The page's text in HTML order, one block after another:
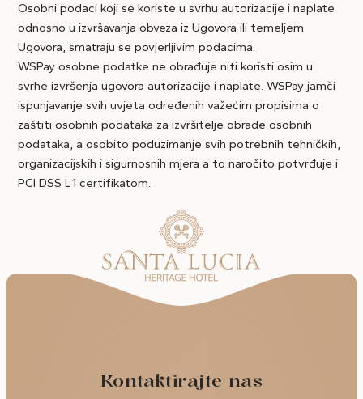
Osobni podaci koji se koriste u svrhu autorizacije i naplate
odnosno u izvršavanja obveza iz Ugovora ili temeljem
Ugovora, smatraju se povjerljivim podacima.
WSPay osobne podatke ne obrađuje niti koristi osim u
svrhe izvršenja ugovora autorizacije i naplate. WSPay jamči
ispunjavanje svih uvjeta određenih važećim propisima o
zaštiti osobnih podataka za izvršitelje obrade osobnih
podataka, a osobito poduzimanje svih potrebnih tehničkih,
organizacijskih i sigurnosnih mjera a to naročito potvrđuje i
PCI DSS L1 certifikatom.
Kontaktirajte nas